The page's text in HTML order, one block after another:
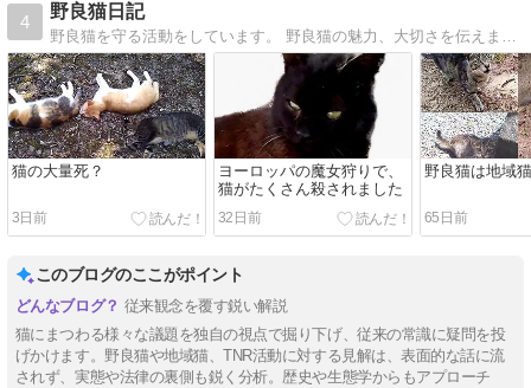
4
野良猫日記
野良猫を守る活動をしています。 野良猫の魅力、大切さを伝えます。TNR反対！お腹の赤ちゃん殺すな！
猫の大量死？
3日前
ヨーロッパの魔女狩りで、
猫がたくさん殺されました
32日前
野良猫は地域
65日前
このブログのここがポイント
従来観念を覆す鋭い解説
猫にまつわる様々な議題を独自の視点で掘り下げ、従来の常識に疑問を投
げかけます。野良猫や地域猫、TNR活動に対する見解は、表面的な話に流
されず、実態や法律の裏側も鋭く分析。歴史や生態学からもアプローチ